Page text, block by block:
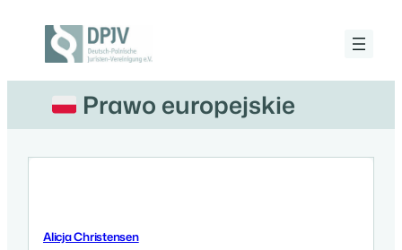
Deutsch-
Polnische
Juristen-
VereinigungPrawo europejskie
Alicja Christensen